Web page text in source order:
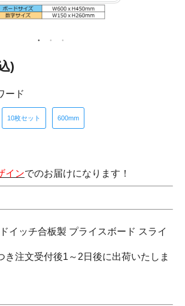
)
ード
10枚セット 600mm
インでのお届けになります！
イッチ合板製 プライスボード スライ
注文受付後1～2日後に出荷いたしま